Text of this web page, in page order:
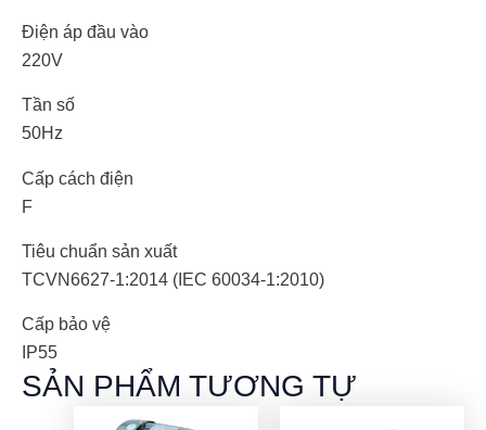
Điện áp đầu vào
220V
Tần số
50Hz
Cấp cách điện
F
Tiêu chuẩn sản xuất
TCVN6627-1:2014 (IEC 60034-1:2010)
Cấp bảo vệ
IP55
SẢN PHẨM TƯƠNG TỰ